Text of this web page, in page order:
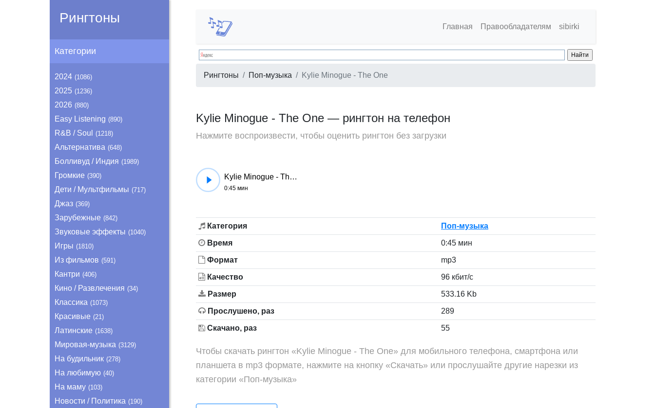
Рингтоны
Категории
2024 (1086)
2025 (1236)
2026 (880)
Easy Listening (890)
R&B / Soul (1218)
Альтернатива (648)
Болливуд / Индия (1989)
Громкие (390)
Дети / Мультфильмы (717)
Джаз (369)
Зарубежные (842)
Звуковые эффекты (1040)
Игры (1810)
Из фильмов (591)
Кантри (406)
Кино / Развлечения (34)
Классика (1073)
Красивые (21)
Латинские (1638)
Мировая-музыка (3129)
На будильник (278)
На любимую (40)
На маму (103)
Новости / Политика (190)
Главная Правообладателям sibirki
Рингтоны Поп-музыка Kylie Minogue - The One
Kylie Minogue - The One — рингтон на телефон
Нажмите воспроизвести, чтобы оценить рингтон без загрузки
Kylie Minogue - The One
0:45 мин
Категория Поп-музыка
Время 0:45 мин
Формат mp3
Качество 96 кбит/с
Размер 533.16 Kb
Прослушено, раз 289
Скачано, раз 55
Чтобы скачать рингтон «Kylie Minogue - The One» для мобильного телефона, смартфона или
планшета в mp3 формате, нажмите на кнопку «Скачать» или прослушайте другие нарезки из
категории «Поп-музыка»